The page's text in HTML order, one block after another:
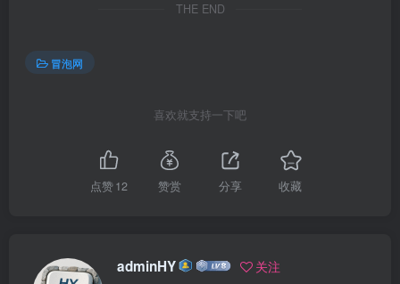
THE END
冒泡网
喜欢就支持一下吧
点赞12 赞赏 分享 收藏
adminHY 关注